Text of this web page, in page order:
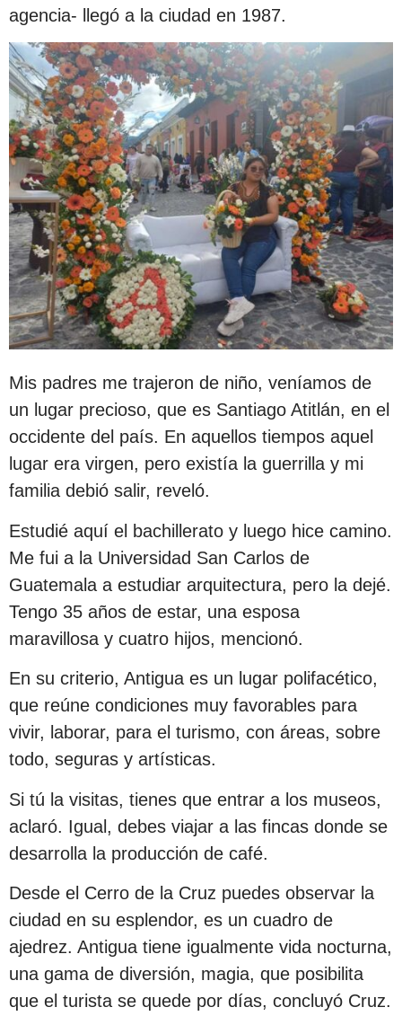
agencia- llegó a la ciudad en 1987.
Mis padres me trajeron de niño, veníamos de
un lugar precioso, que es Santiago Atitlán, en el
occidente del país. En aquellos tiempos aquel
lugar era virgen, pero existía la guerrilla y mi
familia debió salir, reveló.
Estudié aquí el bachillerato y luego hice camino.
Me fui a la Universidad San Carlos de
Guatemala a estudiar arquitectura, pero la dejé.
Tengo 35 años de estar, una esposa
maravillosa y cuatro hijos, mencionó.
En su criterio, Antigua es un lugar polifacético,
que reúne condiciones muy favorables para
vivir, laborar, para el turismo, con áreas, sobre
todo, seguras y artísticas.
Si tú la visitas, tienes que entrar a los museos,
aclaró. Igual, debes viajar a las fincas donde se
desarrolla la producción de café.
Desde el Cerro de la Cruz puedes observar la
ciudad en su esplendor, es un cuadro de
ajedrez. Antigua tiene igualmente vida nocturna,
una gama de diversión, magia, que posibilita
que el turista se quede por días, concluyó Cruz.